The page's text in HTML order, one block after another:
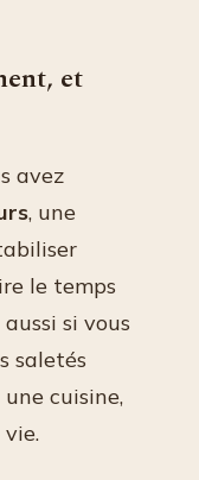
et
avez
, une
le temps
si vous
saletés
cuisine,